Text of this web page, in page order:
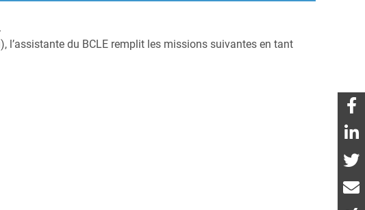
l’assistante du BCLE remplit les missions suivantes en tant